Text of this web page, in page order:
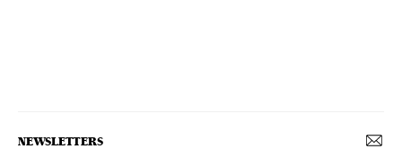
NEWSLETTERS